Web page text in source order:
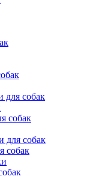
для собак
собак
для собак
собак